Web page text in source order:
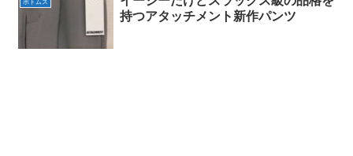
ボトムス
持つアタッチメント新作パンツ